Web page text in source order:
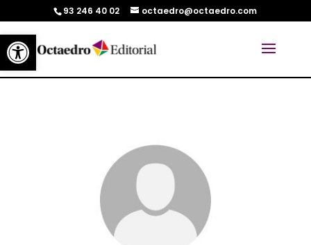
Abrir barra de herramientas
93 246 40 02 octaedro@octaedro.com